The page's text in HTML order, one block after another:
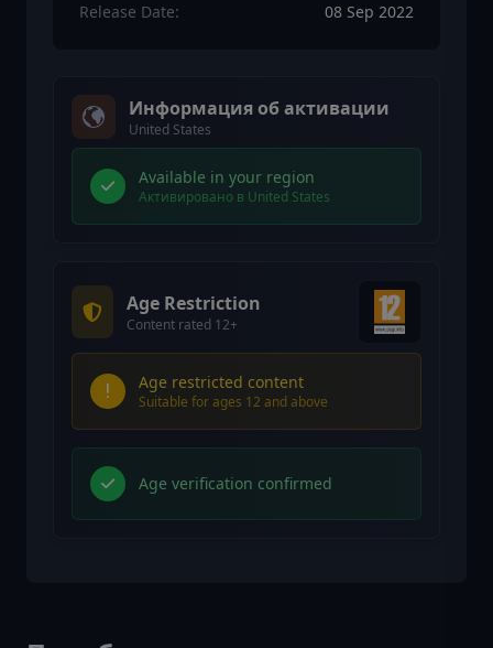
Release Date: 08 Sep 2022
Информация об активации
United States
Available in your region
Активировано в United States
Age Restriction
Content rated 12+
Age restricted content
Suitable for ages 12 and above
Age verification confirmed